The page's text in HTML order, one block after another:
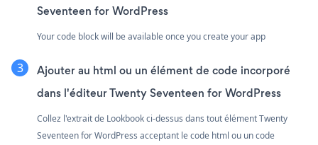
Seventeen for WordPress
Your code block will be available once you create your app
Ajouter au html ou un élément de code incorporé
dans l'éditeur Twenty Seventeen for WordPress
Collez l'extrait de Lookbook ci-dessus dans tout élément Twenty
Seventeen for WordPress acceptant le code html ou un code